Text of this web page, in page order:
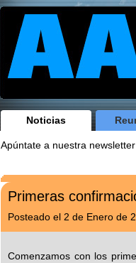
Noticias
Apúntate a nuestra
Primeras
Posteado el 2 de Enero de
Comenzamos con los